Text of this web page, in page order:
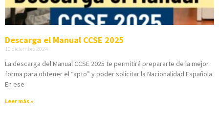
Descarga el Manual CCSE 2025
10 diciembre 2024
La descarga del Manual CCSE 2025 te permitirá prepararte de la mejor
forma para obtener el “apto” y poder solicitar la Nacionalidad Española.
En ese
Leer más »